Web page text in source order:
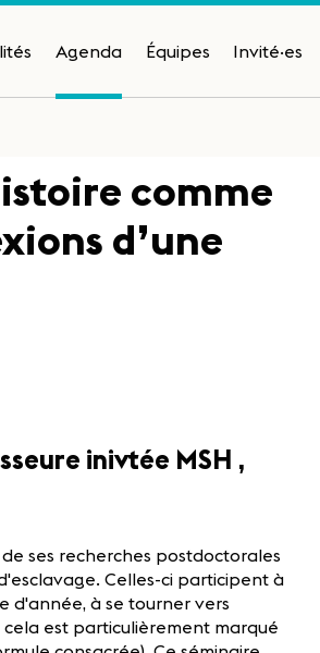
Agenda Équipes Invité·es
comme
d’une
inivtée MSH ,
ses recherches postdoctorales
Celles-ci participent à
d'année, à se tourner vers
est particulièrement marqué